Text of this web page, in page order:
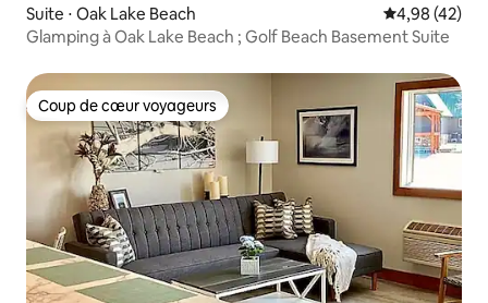
Suite ⋅ Oak Lake Beach Évaluation
4,98 (42)
Glamping à Oak Lake Beach ; Golf Beach Basement Suite
Coup de cœur voyageurs
Coup de cœur voyageurs